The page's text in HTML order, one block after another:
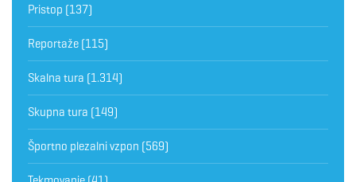
Pristop (137)
Reportaže (115)
Skalna tura (1.314)
Skupna tura (149)
Športno plezalni vzpon (569)